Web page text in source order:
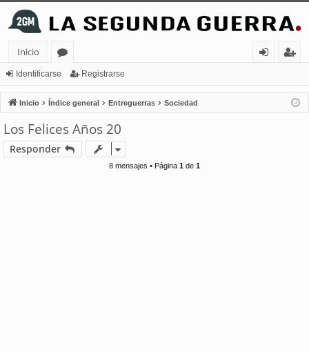
Inicio
or
os
nt
ifi
ist
ra
Identificarse Registrarse
Inicio Índice general Entreguerras Sociedad
Los Felices Años 20
Responder
8 mensajes • Página 1 de 1